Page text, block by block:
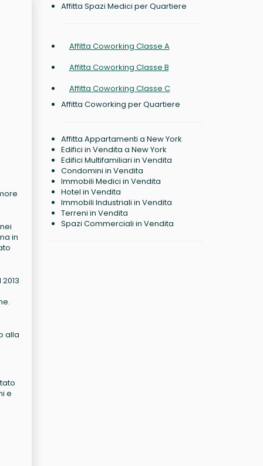
in
alla
e
Affitta Spazi Medici per Quartiere
Affitta Coworking Classe A
Affitta Coworking Classe B
Affitta Coworking Classe C
Affitta Coworking per Quartiere
Affitta Appartamenti a New York
Edifici in Vendita a New York
Edifici Multifamiliari in Vendita
Condomini in Vendita
Immobili Medici in Vendita
Hotel in Vendita
Immobili Industriali in Vendita
Terreni in Vendita
Spazi Commerciali in Vendita